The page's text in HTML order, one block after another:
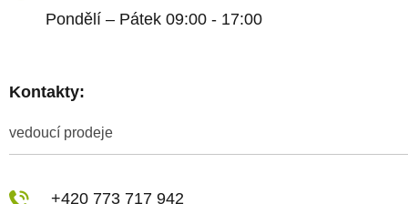
Pondělí – Pátek 09:00 - 17:00
Kontakty:
vedoucí prodeje
+420 773 717 942